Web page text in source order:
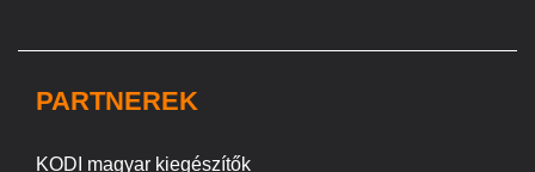
PARTNEREK
KODI magyar kiegészítők